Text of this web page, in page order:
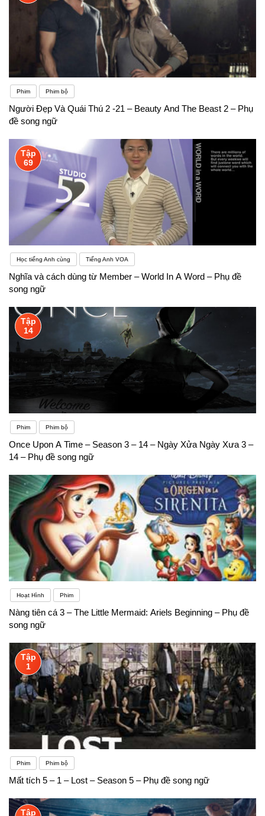
Phim Phim bộ
Người Đẹp Và Quái Thú 2 -21 – Beauty And The Beast 2 – Phụ
đề song ngữ
Tập
69
Học tiếng Anh cùng Tiếng Anh VOA
Nghĩa và cách dùng từ Member – World In A Word – Phụ đề
song ngữ
Tập
14
Phim Phim bộ
Once Upon A Time – Season 3 – 14 – Ngày Xửa Ngày Xưa 3 –
14 – Phụ đề song ngữ
Hoạt Hình Phim
Nàng tiên cá 3 – The Little Mermaid: Ariels Beginning – Phụ đề
song ngữ
Tập
1
Phim Phim bộ
Mất tích 5 – 1 – Lost – Season 5 – Phụ đề song ngữ
Tập